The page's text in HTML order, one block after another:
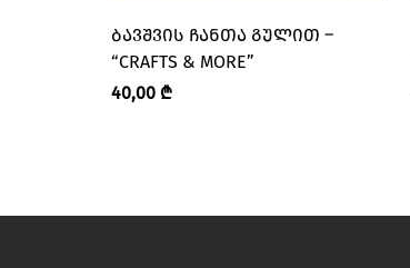
ᲑᲐᲕᲨᲕᲘᲡ ᲩᲐᲜᲗᲐ ᲒᲣᲚᲘᲗ –
“CRAFTS & MORE”
40,00 ₾